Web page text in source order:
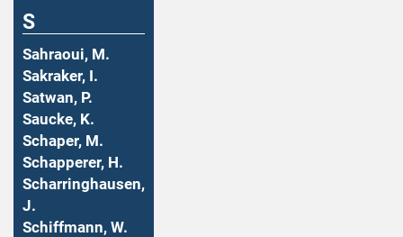
S
Sahraoui, M.
Sakraker, I.
Satwan, P.
Saucke, K.
Schaper, M.
Schapperer, H.
Scharringhausen,
J.
Schiffmann, W.